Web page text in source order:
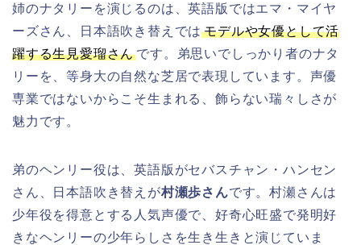
姉のナタリーを演じるのは、英語版ではエマ・マイヤ
ーズさん、日本語吹き替えではモデルや女優として活
躍する生見愛瑠さん です。弟思いでしっかり者のナタ
リーを、等身大の自然な芝居で表現しています。声優
専業ではないからこそ生まれる、飾らない瑞々しさが
魅力です。
弟のヘンリー役は、英語版がセバスチャン・ハンセン
さん、日本語吹き替えが村瀬歩さんです。村瀬さんは
少年役を得意とする人気声優で、好奇心旺盛で発明好
きなヘンリーの少年らしさを生き生きと演じていま